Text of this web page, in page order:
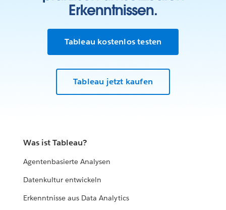
Erkenntnissen.
Tableau kostenlos testen
Tableau jetzt kaufen
Was ist Tableau?
Agentenbasierte Analysen
Datenkultur entwickeln
Erkenntnisse aus Data Analytics